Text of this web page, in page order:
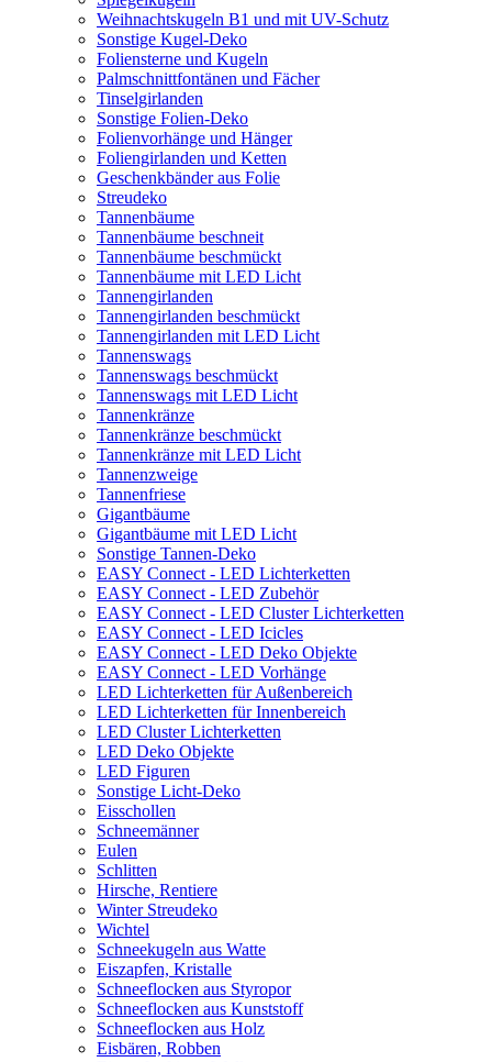
Weihnachtskugeln B1 und mit UV-Schutz
Sonstige Kugel-Deko
Foliensterne und Kugeln
Palmschnittfontänen und Fächer
Tinselgirlanden
Sonstige Folien-Deko
Folienvorhänge und Hänger
Foliengirlanden und Ketten
Geschenkbänder aus Folie
Streudeko
Tannenbäume
Tannenbäume beschneit
Tannenbäume beschmückt
Tannenbäume mit LED Licht
Tannengirlanden
Tannengirlanden beschmückt
Tannengirlanden mit LED Licht
Tannenswags
Tannenswags beschmückt
Tannenswags mit LED Licht
Tannenkränze
Tannenkränze beschmückt
Tannenkränze mit LED Licht
Tannenzweige
Tannenfriese
Gigantbäume
Gigantbäume mit LED Licht
Sonstige Tannen-Deko
EASY Connect - LED Lichterketten
EASY Connect - LED Zubehör
EASY Connect - LED Cluster Lichterketten
EASY Connect - LED Icicles
EASY Connect - LED Deko Objekte
EASY Connect - LED Vorhänge
LED Lichterketten für Außenbereich
LED Lichterketten für Innenbereich
LED Cluster Lichterketten
LED Deko Objekte
LED Figuren
Sonstige Licht-Deko
Eisschollen
Schneemänner
Eulen
Schlitten
Hirsche, Rentiere
Winter Streudeko
Wichtel
Schneekugeln aus Watte
Eiszapfen, Kristalle
Schneeflocken aus Styropor
Schneeflocken aus Kunststoff
Schneeflocken aus Holz
Eisbären, Robben